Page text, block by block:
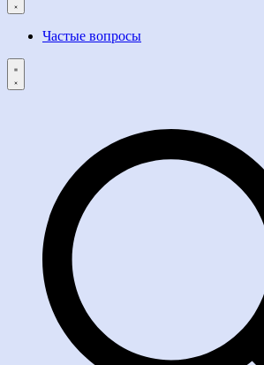
Частые вопросы